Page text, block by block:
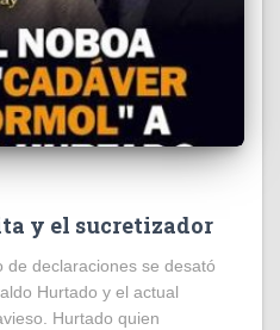
y el sucretizador
de declaraciones se desató
Hurtado y el actual
Hurtado quien